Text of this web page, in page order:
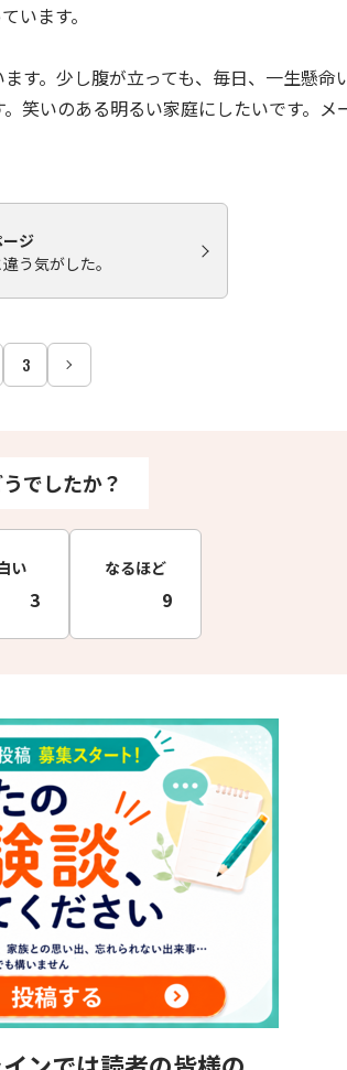
います。
す。少し腹が立っても、毎日、一生懸命
笑いのある明るい家庭にしたいです。メ
ジ
う気がした。
3
でしたか？
い
3
なるほど
9